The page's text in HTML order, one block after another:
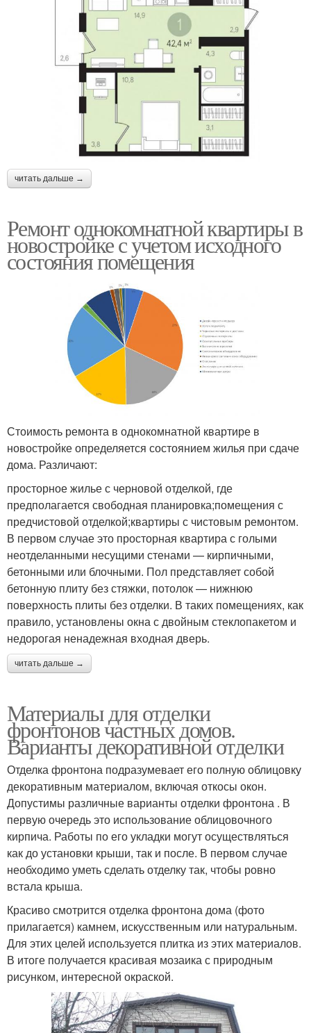
читать дальше →
Ремонт однокомнатной квартиры в
новостройке с учетом исходного
состояния помещения
Стоимость ремонта в однокомнатной квартире в
новостройке определяется состоянием жилья при сдаче
дома. Различают:
просторное жилье с черновой отделкой, где
предполагается свободная планировка;помещения с
предчистовой отделкой;квартиры с чистовым ремонтом.
В первом случае это просторная квартира с голыми
неотделанными несущими стенами — кирпичными,
бетонными или блочными. Пол представляет собой
бетонную плиту без стяжки, потолок — нижнюю
поверхность плиты без отделки. В таких помещениях, как
правило, установлены окна с двойным стеклопакетом и
недорогая ненадежная входная дверь.
читать дальше →
Материалы для отделки
фронтонов частных домов.
Варианты декоративной отделки
Отделка фронтона подразумевает его полную облицовку
декоративным материалом, включая откосы окон.
Допустимы различные варианты отделки фронтона . В
первую очередь это использование облицовочного
кирпича. Работы по его укладки могут осуществляться
как до установки крыши, так и после. В первом случае
необходимо уметь сделать отделку так, чтобы ровно
встала крыша.
Красиво смотрится отделка фронтона дома (фото
прилагается) камнем, искусственным или натуральным.
Для этих целей используется плитка из этих материалов.
В итоге получается красивая мозаика с природным
рисунком, интересной окраской.